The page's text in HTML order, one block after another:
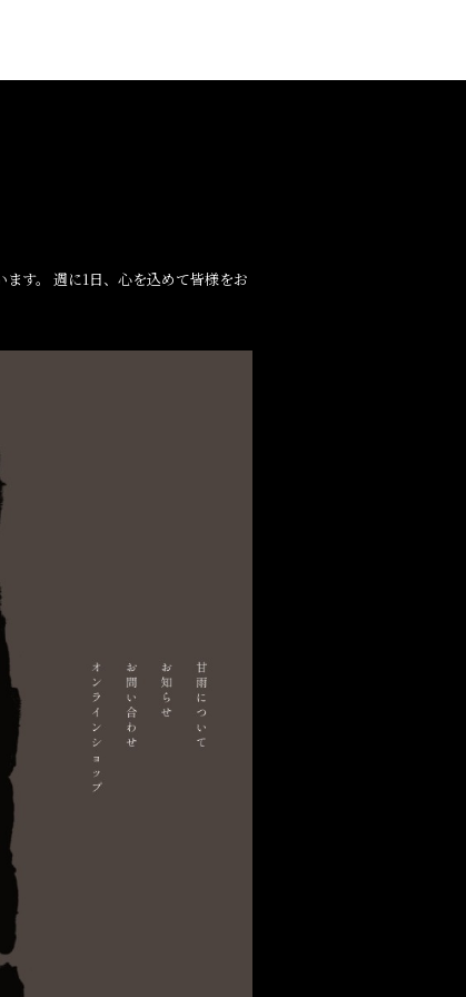
す。 週に1日、心を込めて皆様をお